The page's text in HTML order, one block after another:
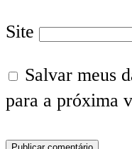
Site
Salvar meus
para a próxima